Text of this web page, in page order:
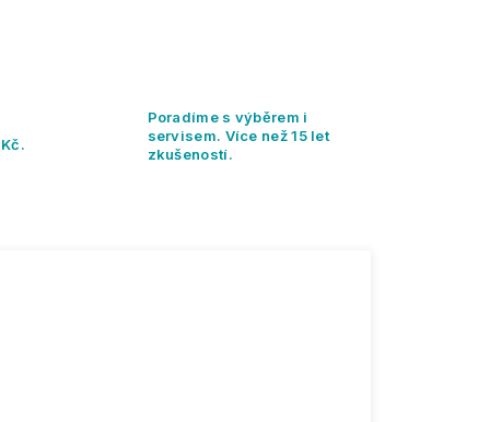
Poradíme s výběrem i
servisem. Více než 15 let
zkušeností.